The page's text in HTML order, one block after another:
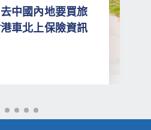
爭議，一概以蘇黎世
其他禮品、不可兌換
準。
去中國內地要買旅
車北上保險資訊